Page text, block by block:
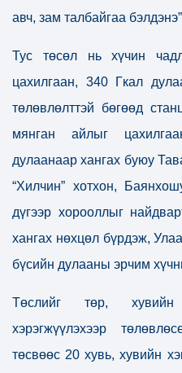
авч, зам талбайгаа
Тус төсөл нь хүчин
цахилгаан, 340 Гкал
төлөвлөлттэй бөгөөд
мянган айлыг
дулаанаар хангах буюу
“Хилчин” хотхон,
дүгээр хорооллыг
хангах нөхцөл бүрдэж,
бүсийн дулааны эрчим
Төслийг төр, хувийн
хэрэгжүүлэхээр
төсвөөс 20 хувь, хувийн